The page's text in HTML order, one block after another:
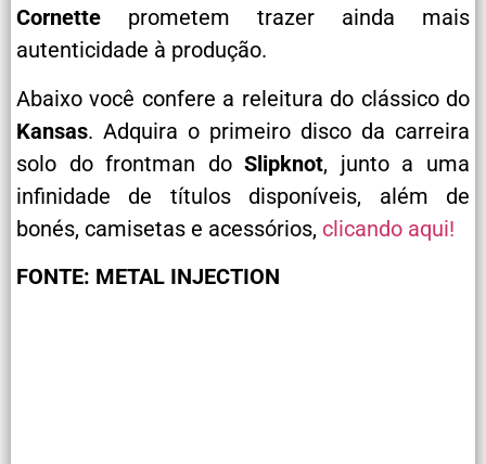
Cornette prometem trazer ainda mais
autenticidade à produção.
Abaixo você confere a releitura do clássico do
Kansas. Adquira o primeiro disco da carreira
solo do frontman doSlipknot, junto a uma
infinidade de títulos disponíveis, além de
bonés, camisetas e acessórios, clicando aqui!
FONTE: METAL INJECTION